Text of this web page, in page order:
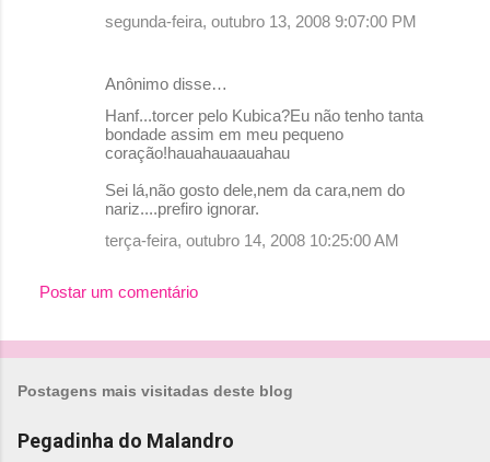
segunda-feira, outubro 13, 2008 9:07:00 PM
Anônimo disse…
Hanf...torcer pelo Kubica?Eu não tenho tanta
bondade assim em meu pequeno
coração!hauahauaauahau
Sei lá,não gosto dele,nem da cara,nem do
nariz....prefiro ignorar.
terça-feira, outubro 14, 2008 10:25:00 AM
Postar um comentário
Postagens mais visitadas deste blog
Pegadinha do Malandro